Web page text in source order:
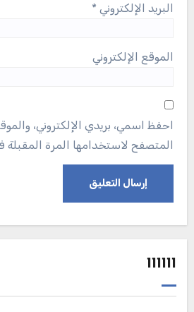
البريد الإلكتروني *
الموقع الإلكتروني
احفظ اسمي، بريدي الإلكتروني،
المتصفح لاستخدامها المرة المقبلة
111111